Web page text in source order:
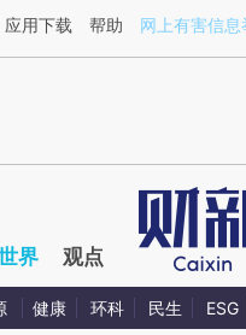
DZUwBI8T](https://
应用下载 帮助 网上有害信息
界 观点
健康 环科 民生 ESG